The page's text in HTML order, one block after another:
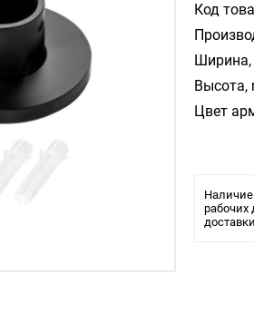
Код
Ширина,
Высота,
Цвет
рабочих
доставки